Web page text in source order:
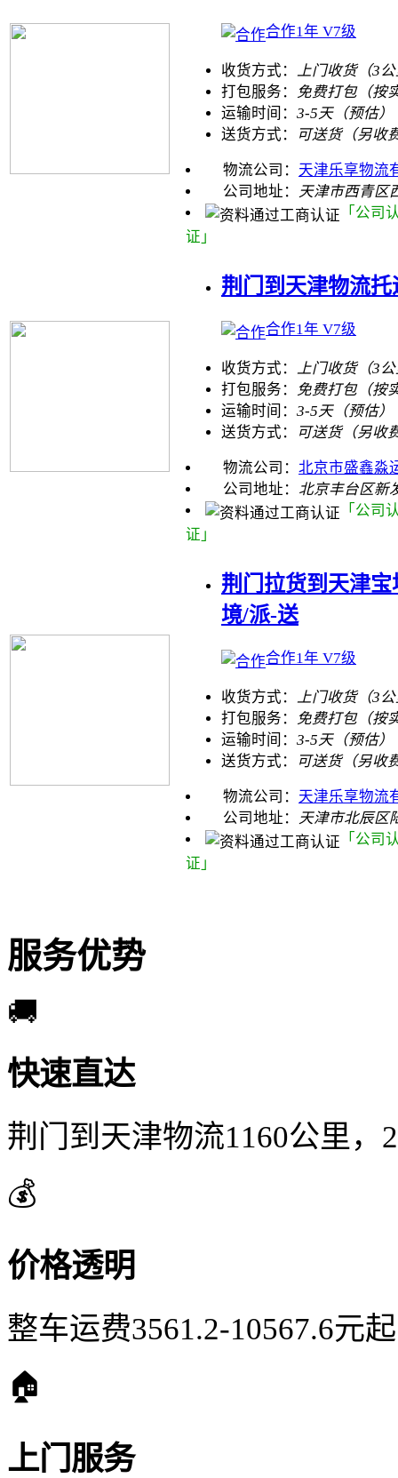
合作1年 V7级
收货方式：
上门收货（3
打包服务：
免费打包（按
运输时间： 3-5天（预估）
送货方式：
可送货（另收
物流公司： 天津乐享物流
公司地址：
天津市西青区
「公司
证」
荆门到天津物流
合作1年 V7级
收货方式：
上门收货（3
打包服务：
免费打包（按
运输时间： 3-5天（预估）
送货方式：
可送货（另收
物流公司： 北京市盛鑫淼
公司地址： 北京丰台区新
「公司
证」
荆门拉货到天津
境/派-送
合作1年 V7级
收货方式：
上门收货（3
打包服务：
免费打包（按
运输时间： 3-5天（预估）
送货方式：
可送货（另收
物流公司： 天津乐享物流
公司地址：
天津市北辰区
「公司
证」
服务优势
🚚
快速直达
荆门到天津物流1160公里
💰
价格透明
整车运费3561.2-10567.6元
🏠
上门服务